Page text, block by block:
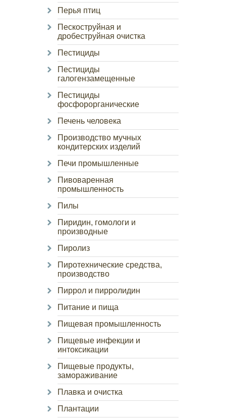
Перья птиц
Пескоструйная и
дробеструйная очистка
Пестициды
Пестициды
галогензамещенные
Пестициды
фосфорорганические
Печень человека
Производство мучных
кондитерских изделий
Печи промышленные
Пивоваренная
промышленность
Пилы
Пиридин, гомологи и
производные
Пиролиз
Пиротехнические средства,
производство
Пиррол и пирролидин
Питание и пища
Пищевая промышленность
Пищевые инфекции и
интоксикации
Пищевые продукты,
замораживание
Плавка и очистка
Плантации